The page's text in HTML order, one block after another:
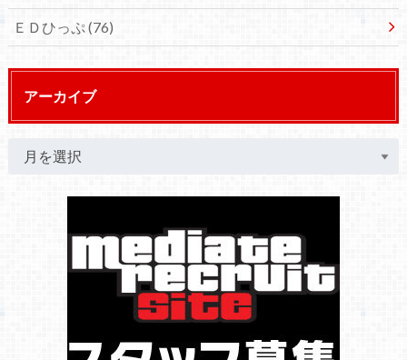
ＥＤひっぷ(76)
アーカイブ